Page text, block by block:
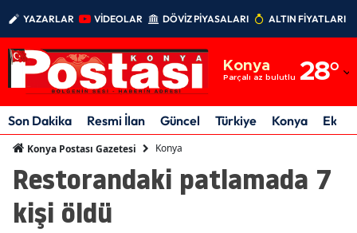
YAZARLAR VİDEOLAR DÖVİZ PİYASALARI ALTIN FİYATLARI
Konya
Parçalı az bulutlu 28°
Adıyaman
Afyonkarahisar
Amasya
Son Dakika Resmi İlan Güncel Türkiye Konya
Konya Postası Gazetesi Konya
Restorandaki patlamada 7
kişi öldü